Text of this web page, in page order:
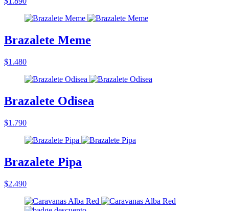
Brazalete Meme
$1.480
Brazalete Odisea
$1.790
Brazalete Pipa
$2.490